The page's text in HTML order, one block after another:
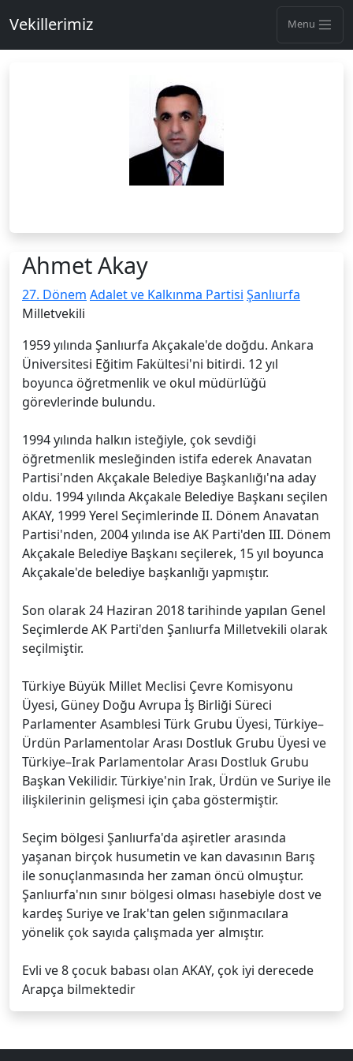
Vekillerimiz Menu
Ahmet Akay
27. Dönem Adalet ve Kalkınma Partisi Şanlıurfa
Milletvekili
1959 yılında Şanlıurfa Akçakale'de doğdu. Ankara
Üniversitesi Eğitim Fakültesi'ni bitirdi. 12 yıl
boyunca öğretmenlik ve okul müdürlüğü
görevlerinde bulundu.
1994 yılında halkın isteğiyle, çok sevdiği
öğretmenlik mesleğinden istifa ederek Anavatan
Partisi'nden Akçakale Belediye Başkanlığı'na aday
oldu. 1994 yılında Akçakale Belediye Başkanı seçilen
AKAY, 1999 Yerel Seçimlerinde II. Dönem Anavatan
Partisi'nden, 2004 yılında ise AK Parti'den III. Dönem
Akçakale Belediye Başkanı seçilerek, 15 yıl boyunca
Akçakale'de belediye başkanlığı yapmıştır.
Son olarak 24 Haziran 2018 tarihinde yapılan Genel
Seçimlerde AK Parti'den Şanlıurfa Milletvekili olarak
seçilmiştir.
Türkiye Büyük Millet Meclisi Çevre Komisyonu
Üyesi, Güney Doğu Avrupa İş Birliği Süreci
Parlamenter Asamblesi Türk Grubu Üyesi, Türkiye–
Ürdün Parlamentolar Arası Dostluk Grubu Üyesi ve
Türkiye–Irak Parlamentolar Arası Dostluk Grubu
Başkan Vekilidir. Türkiye'nin Irak, Ürdün ve Suriye ile
ilişkilerinin gelişmesi için çaba göstermiştir.
Seçim bölgesi Şanlıurfa'da aşiretler arasında
yaşanan birçok husumetin ve kan davasının Barış
ile sonuçlanmasında her zaman öncü olmuştur.
Şanlıurfa'nın sınır bölgesi olması hasebiyle dost ve
kardeş Suriye ve Irak'tan gelen sığınmacılara
yönelik çok sayıda çalışmada yer almıştır.
Evli ve 8 çocuk babası olan AKAY, çok iyi derecede
Arapça bilmektedir